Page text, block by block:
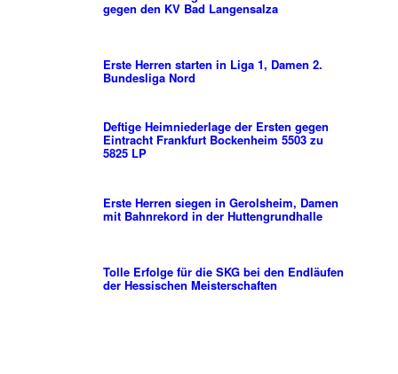
gegen den KV Bad Langensalza
Erste Herren starten in Liga 1, Damen 2.
Bundesliga Nord
Deftige Heimniederlage der Ersten gegen
Eintracht Frankfurt Bockenheim 5503 zu
5825 LP
Erste Herren siegen in Gerolsheim, Damen
mit Bahnrekord in der Huttengrundhalle
Tolle Erfolge für die SKG bei den Endläufen
der Hessischen Meisterschaften